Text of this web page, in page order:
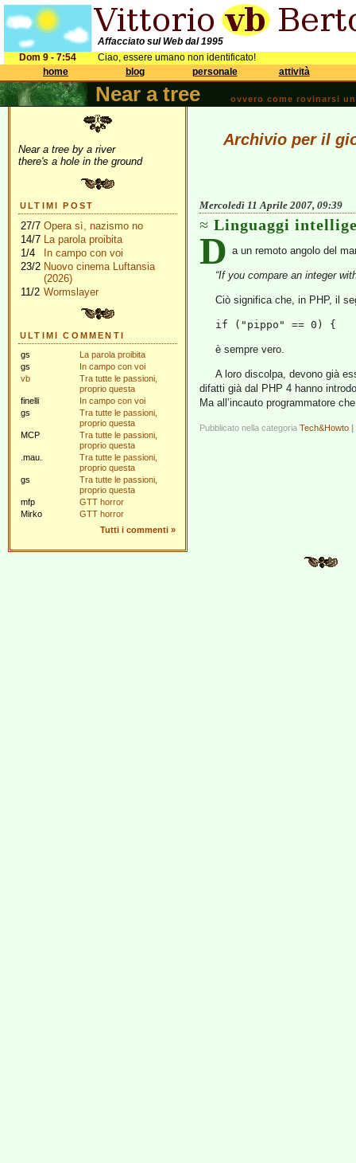
Affacciato sul Web dal 1995
Dom 9 - 7:54
Ciao, essere umano non identificato!
home
blog personale attività
Near a tree ovvero come rovinarsi
Near a tree by a river
there's a hole in the ground
ULTIMI POST
27/7 Opera sì, nazismo no
14/7 La parola proibita
1/4
In campo con voi
23/2 Nuovo cinema Luftansia
(2026)
11/2 Wormslayer
ULTIMI COMMENTI
gs
La parola proibita
gs
In campo con voi
vb
Tra tutte le passioni,
proprio questa
finelli
In campo con voi
gs
Tra tutte le passioni,
proprio questa
MCP
Tra tutte le passioni,
proprio questa
.mau.
Tra tutte le passioni,
proprio questa
gs
Tra tutte le passioni,
proprio questa
mfp
GTT horror
Mirko
GTT horror
Tutti i commenti »
Archivio per il
Mercoledì 11 Aprile 2007, 09:39
Linguaggi
D a un remoto angolo del
“If you compare an integer
Ciò significa che, in PHP, il
if ("pippo" == 0) {
è sempre vero.
A loro discolpa, devono già
difatti già dal PHP 4 hanno
Ma all’incauto programmatore
Pubblicato nella categoria Tech&Howto |